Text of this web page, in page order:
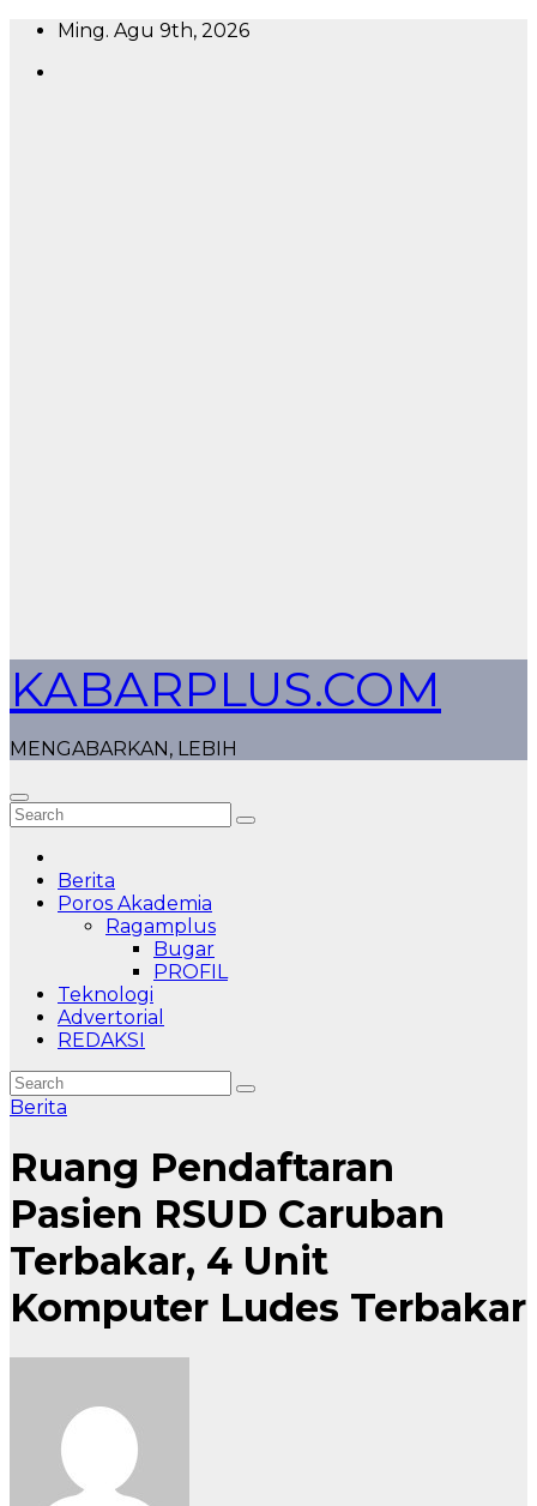
Skip
content
Ming. Agu 9th, 2026
KABARPLUS.COM
MENGABARKAN, LEBIH
Berita
Poros Akademia
Ragamplus
Bugar
PROFIL
Teknologi
Advertorial
REDAKSI
Berita
Ruang Pendaftaran
Pasien RSUD Caruban
Terbakar, 4 Unit
Komputer Ludes Terbakar